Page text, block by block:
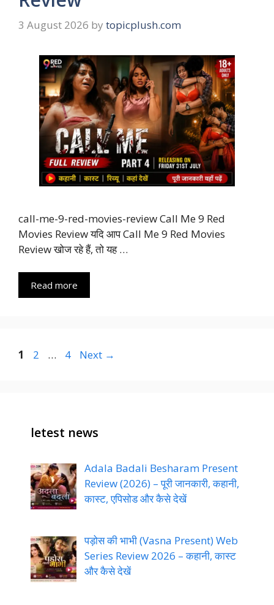
3 August 2026 by topicplush.com
call-me-9-red-movies-review Call Me 9 Red
Movies Review यदि आप Call Me 9 Red Movies
Review खोज रहे हैं, तो यह …
Read more
Page
1 Page
2 … Page
4 Next →
letest news
Adala Badali Besharam Present
Review (2026) – पूरी जानकारी, कहानी,
कास्ट, एपिसोड और कैसे देखें
पड़ोस की भाभी (Vasna Present) Web
Series Review 2026 – कहानी, कास्ट
और कैसे देखें